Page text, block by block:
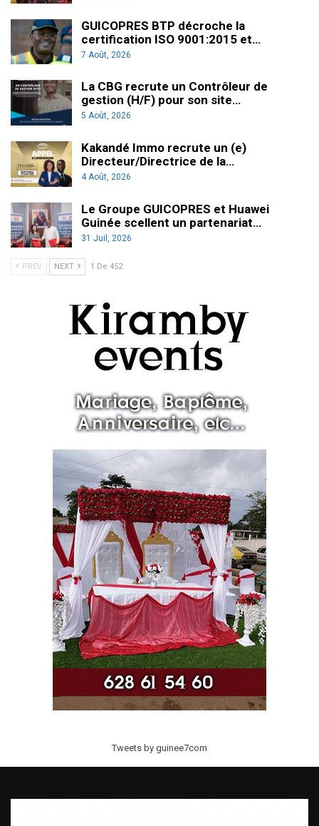
GUICOPRES BTP décroche la
certification ISO 9001:2015 et…
7 Août, 2026
La CBG recrute un Contrôleur de
gestion (H/F) pour son site…
5 Août, 2026
Kakandé Immo recrute un (e)
Directeur/Directrice de la…
4 Août, 2026
Le Groupe GUICOPRES et Huawei
Guinée scellent un partenariat…
31 Juil, 2026
PREV NEXT 1 De 452
Tweets by guinee7com